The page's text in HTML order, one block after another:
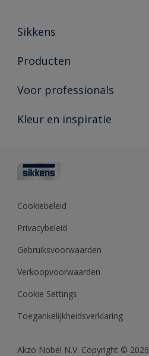
Sikkens
Over Sikkens
Duurzaamheid
Producten
Producten voor binnen
Vind je verkooppunt
Voor professionals
Advies & service
Polyfilla Pro
Sikkens Center
Kleur en inspiratie
Kleurcollecties
Kennisbank
Cookiebeleid
Privacybeleid
Gebruiksvoorwaarden
Verkoopvoorwaarden
Cookie Settings
Toegankelijkheidsverklaring
Akzo Nobel N.V. Copyright © 2026